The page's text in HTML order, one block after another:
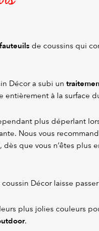
fauteuils de coussins qui
Décor a subi un
entièrement à la surface
plus déperlant
Nous vous
dès que vous n’êtes plus
Décor laisse
plus jolies couleurs
.